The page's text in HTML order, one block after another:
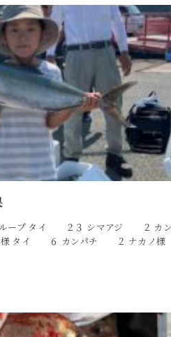
ループ タイ ２３ シマアジ ２ カ
タイ ６ カンパチ ２ ナカ